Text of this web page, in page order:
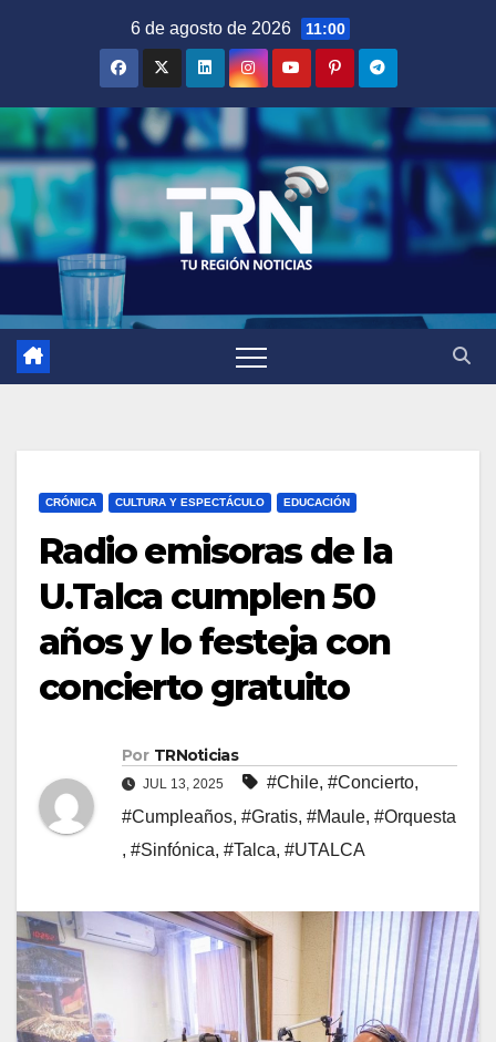
6 de agosto de 2026 11:00
CRÓNICA CULTURA Y ESPECTÁCULO EDUCACIÓN
Radio emisoras de la
U.Talca cumplen 50
años y lo festeja con
concierto gratuito
Por TRNoticias
JUL 13, 2025 #Chile, #Concierto,
#Cumpleaños, #Gratis, #Maule, #Orquesta
, #Sinfónica, #Talca, #UTALCA